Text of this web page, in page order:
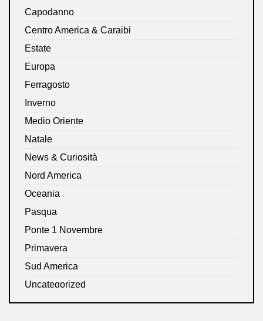
Capodanno
Centro America & Caraibi
Estate
Europa
Ferragosto
Inverno
Medio Oriente
Natale
News & Curiosità
Nord America
Oceania
Pasqua
Ponte 1 Novembre
Primavera
Sud America
Uncategorized